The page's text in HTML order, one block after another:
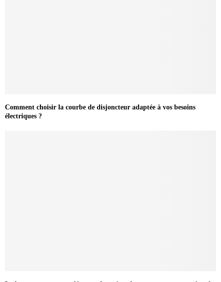
Comment choisir la courbe de disjoncteur adaptée à vos besoins
électriques ?